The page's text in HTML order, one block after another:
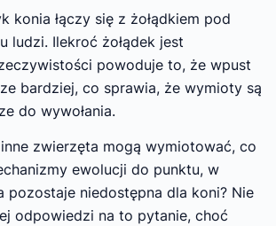
konia łączy się z żołądkiem pod
ludzi. Ilekroć żołądek jest
powoduje to, że wpust
bardziej, co sprawia, że wymioty są
do wywołania.
zwierzęta mogą wymiotować, co
ewolucji do punktu, w
pozostaje niedostępna dla koni? Nie
odpowiedzi na to pytanie, choć